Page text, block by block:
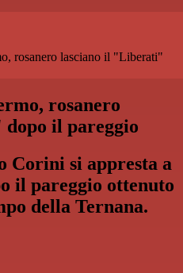
rosanero lasciano il "Liberati"
rosanero
il pareggio
Corini si appresta a
il pareggio ottenuto
della Ternana.